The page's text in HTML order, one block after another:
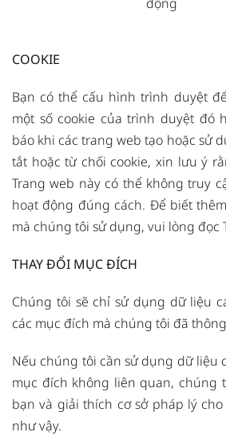
COOKIE
Bạn có thể cấu hình trình duyệt
một số cookie của trình duyệt đó
báo khi các trang web tạo hoặc sử
tắt hoặc từ chối cookie, xin lưu ý
Trang web này có thể không truy
hoạt động đúng cách. Để biết
mà chúng tôi sử dụng, vui lòng đọc
THAY ĐỔI MỤC ĐÍCH
Chúng tôi sẽ chỉ sử dụng dữ liệu
các mục đích mà chúng tôi đã
Nếu chúng tôi cần sử dụng dữ liệu
mục đích không liên quan, chúng
bạn và giải thích cơ sở pháp lý
như vậy.